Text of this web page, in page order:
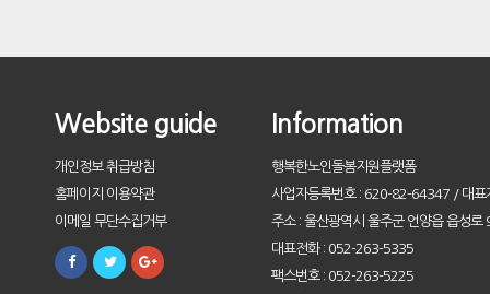
Website guide
개인정보 취급방침
홈페이지 이용약관
이메일 무단수집거부
Information
행복한노인돌봄지원플랫폼
사업자등록번호 : 620-82-64347 / 대표
주소 : 울산광역시 울주군 언양읍 읍성로
대표전화 : 052-263-5335
팩스번호 : 052-263-5225